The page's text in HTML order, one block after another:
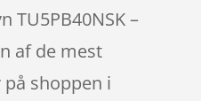
TU5PB40NSK –
af de mest
shoppen i